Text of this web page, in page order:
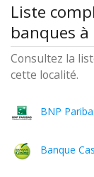
Liste
banques à
Consultez la
cette localité.
BNP
Banque